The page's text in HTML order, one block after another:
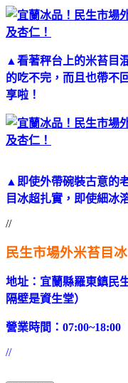
▲看著秤台上的米苔目
的吃不完，而且也帶不
享啦！
▲即使外帶碗裝古意的
目冰超扎實，即使細冰
//
民生市場外米苔目
地址：宜蘭縣羅東鎮民
隔壁是資生堂）
營業時間：07:00~18:00
//